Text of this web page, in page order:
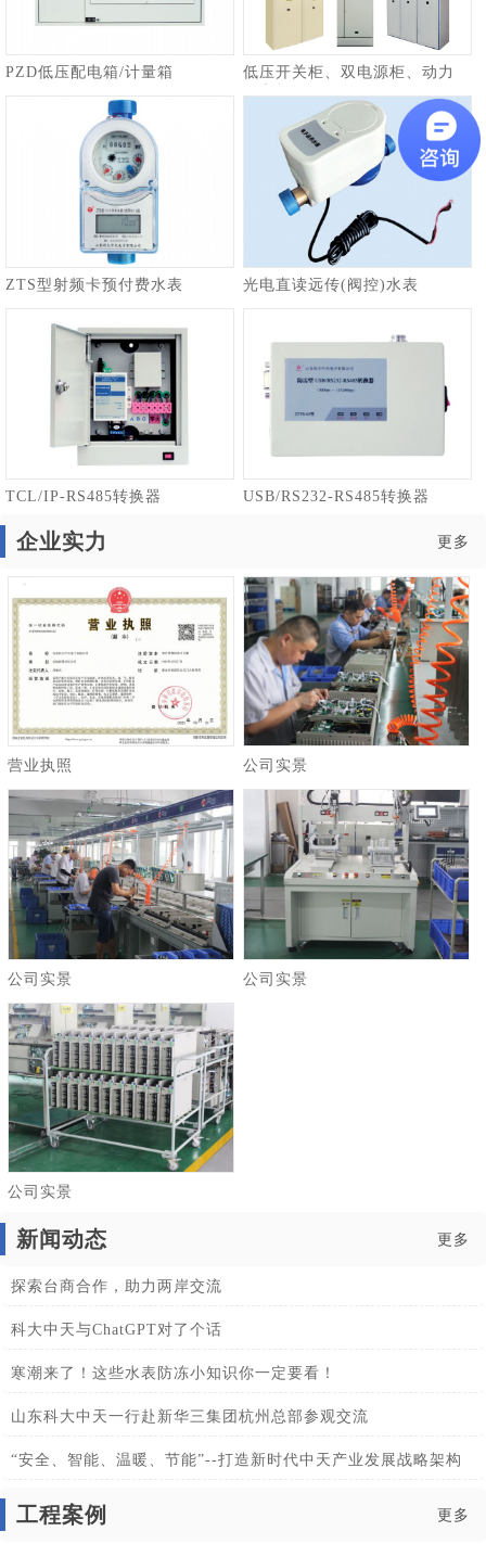
PZD低压配电箱/计量箱
低压开关柜、双电源柜、动力
ZTS型射频卡预付费水表 光电直读远传(阀控)水表
TCL/IP-RS485转换器 USB/RS232-RS485转换器
企业实力 更多
营业执照 公司实景
公司实景 公司实景
公司实景
新闻动态 更多
探索台商合作，助力两岸交流
科大中天与ChatGPT对了个话
寒潮来了！这些水表防冻小知识你一定要看！
山东科大中天一行赴新华三集团杭州总部参观交流
“安全、智能、温暖、节能”--打造新时代中天产业发展战略架构
工程案例 更多